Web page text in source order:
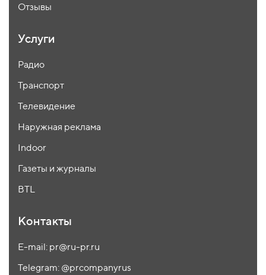
Отзывы
Услуги
Радио
Транспорт
Телевидение
Наружная реклама
Indoor
Газеты и журналы
BTL
Контакты
E-mail: pr@ru-pr.ru
Telegram: @prcompanyrus